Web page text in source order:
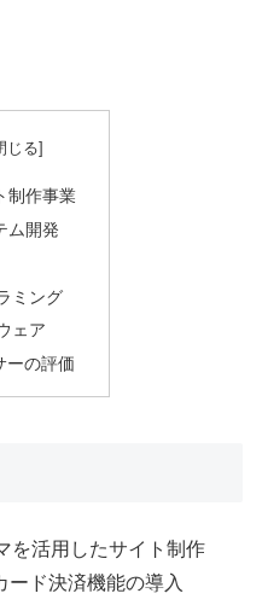
制作事業
ム開発
ミング
ェア
ーの評価
を活用したサイト制作
ード決済機能の導入